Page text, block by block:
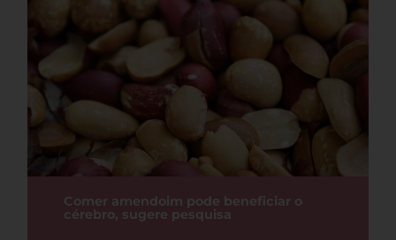
Comer amendoim pode beneficiar o
cérebro, sugere pesquisa